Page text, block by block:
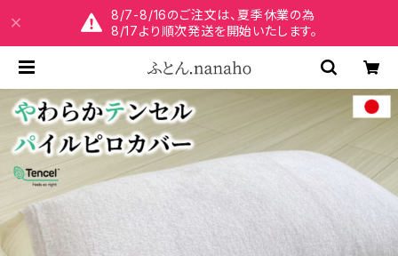
8/7-8/16のご注文は、夏季休業の為
8/17より順次発送を開始いたします。